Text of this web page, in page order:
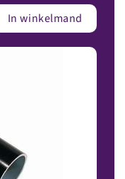
In winkelmand